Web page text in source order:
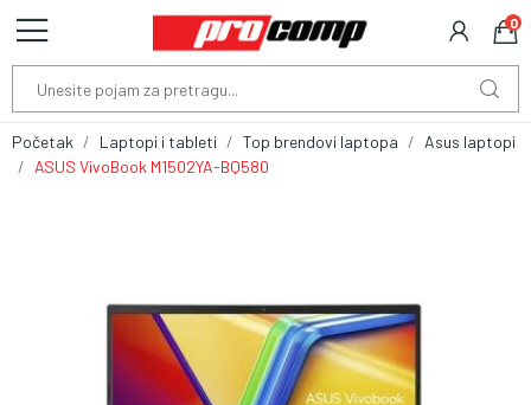
0
Početak Laptopi i tableti Top brendovi laptopa
Asus laptopi
ASUS VivoBook M1502YA-BQ580